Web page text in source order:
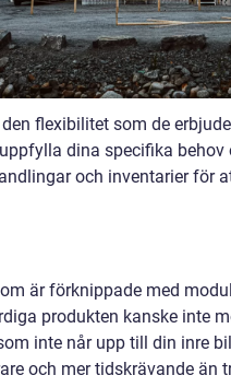
flexibilitet som de
dina specifika behov
och inventarier för
är förknippade med
produkten kanske inte
inte når upp till din inre
och mer tidskrävande än